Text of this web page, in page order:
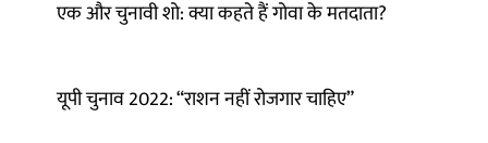
एक और चुनावी शो: क्या कहते हैं गोवा के मतदाता?
यूपी चुनाव 2022: “राशन नहीं रोजगार चाहिए”